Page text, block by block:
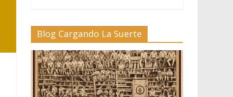
Blog Cargando La Suerte